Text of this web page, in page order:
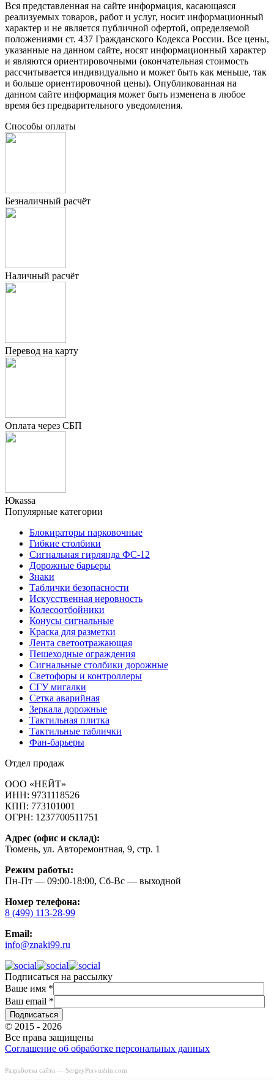
Вся представленная на сайте информация, касающаяся
реализуемых товаров, работ и услуг, носит информационный
характер и не является публичной офертой, определяемой
положениями ст. 437 Гражданского Кодекса России. Все цены,
указанные на данном сайте, носят информационный характер
и являются ориентировочными (окончательная стоимость
рассчитывается индивидуально и может быть как меньше, так
и больше ориентировочной цены). Опубликованная на
данном сайте информация может быть изменена в любое
время без предварительного уведомления.
Способы оплаты
Безналичный расчёт
Наличный расчёт
Перевод на карту
Оплата через СБП
Юкаssа
Популярные категории
Блокираторы парковочные
Гибкие столбики
Сигнальная гирлянда ФС-12
Дорожные барьеры
Знаки
Таблички безопасности
Искусственная неровность
Колесоотбойники
Конусы сигнальные
Краска для разметки
Лента светоотражающая
Пешеходные ограждения
Сигнальные столбики дорожные
Светофоры и контроллеры
СГУ мигалки
Cетка аварийная
Зеркала дорожные
Тактильная плитка
Тактильные таблички
Фан-барьеры
Отдел продаж
ООО «НЕЙТ»
ИНН: 9731118526
КПП: 773101001
ОГРН: 1237700511751
Адрес (офис и склад):
Тюмень, ул. Авторемонтная, 9, стр. 1
Режим работы:
Пн-Пт — 09:00-18:00, Сб-Вс — выходной
Номер телефона:
8 (499) 113-28-99
Email:
info@znaki99.ru
Подписаться на рассылку
Ваше имя *
Ваш email *
© 2015 - 2026
Все права защищены
Соглашение об обработке персональных данных
Разработка сайта — SergeyPervushin.com